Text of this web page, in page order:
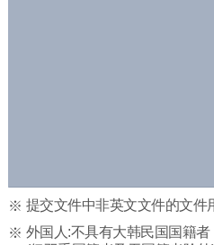
提交文件中非英文文件的文件
外国人:不具有大韩民国国籍者